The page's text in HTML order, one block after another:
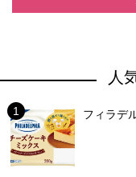
人
フィラデ